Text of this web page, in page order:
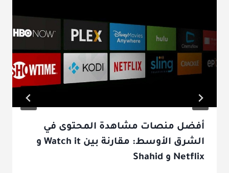
أفضل منصات مشاهدة المحتوى في
الشرق الأوسط: مقارنة بين Watch it و
Netflix و Shahid